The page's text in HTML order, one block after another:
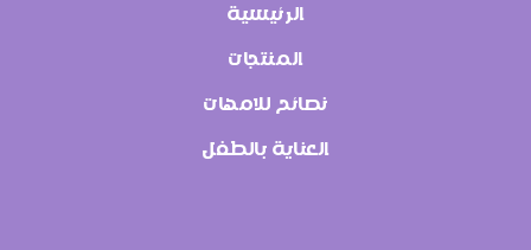
الرئيسية
المنتجات
نصائح للامهات
العناية بالطفل